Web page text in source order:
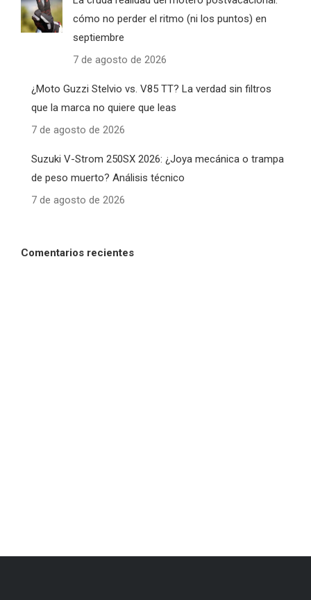
cómo no perder el ritmo (ni los puntos) en
septiembre
7 de agosto de 2026
¿Moto Guzzi Stelvio vs. V85 TT? La verdad sin filtros
que la marca no quiere que leas
7 de agosto de 2026
Suzuki V-Strom 250SX 2026: ¿Joya mecánica o trampa
de peso muerto? Análisis técnico
7 de agosto de 2026
Comentarios recientes